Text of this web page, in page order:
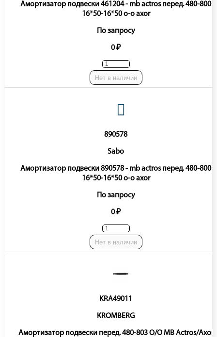
Амортизатор подвески 461204 - mb actros перед. 480-800
16*50-16*50 o-o axor
По запросу
0 ₽
Нет в наличии
890578
Sabo
Амортизатор подвески 890578 - mb actros перед. 480-800
16*50-16*50 o-o axor
По запросу
0 ₽
Нет в наличии
KRA49011
KROMBERG
Амортизатор подвески перед. 480-803 O/O MB Actros/Axor